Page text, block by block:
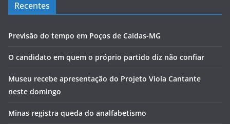
Recentes
Previsão do tempo em Poços de Caldas-MG
O candidato em quem o próprio partido diz não confiar
Museu recebe apresentação do Projeto Viola Cantante
neste domingo
Minas registra queda do analfabetismo